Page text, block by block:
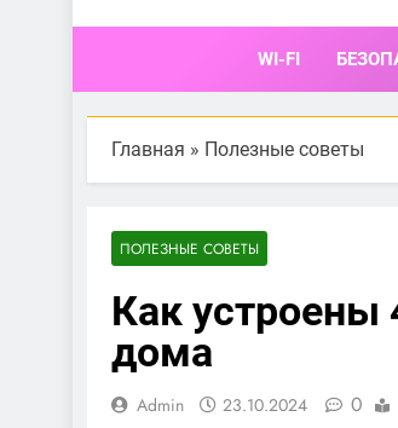
WI-FI
Главная » Полезные советы
ПОЛЕЗНЫЕ СОВЕТЫ
Как
дома
Admin 23.10.2024 0